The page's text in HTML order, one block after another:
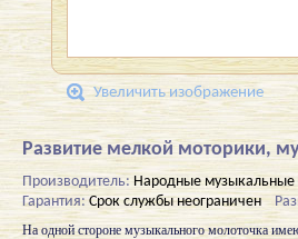
Увеличить изображение
Развитие мелкой моторики,
Производитель: Народные музыкальные
Гарантия:Срок службы неограничен
На одной стороне музыкального молоточка